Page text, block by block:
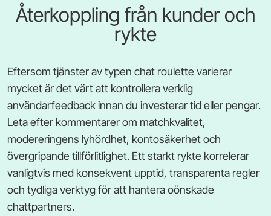
Återkoppling från kunder och
rykte
Eftersom tjänster av typen chat roulette varierar
mycket är det värt att kontrollera verklig
användarfeedback innan du investerar tid eller pengar.
Leta efter kommentarer om matchkvalitet,
modereringens lyhördhet, kontosäkerhet och
övergripande tillförlitlighet. Ett starkt rykte korrelerar
vanligtvis med konsekvent upptid, transparenta regler
och tydliga verktyg för att hantera oönskade
chattpartners.